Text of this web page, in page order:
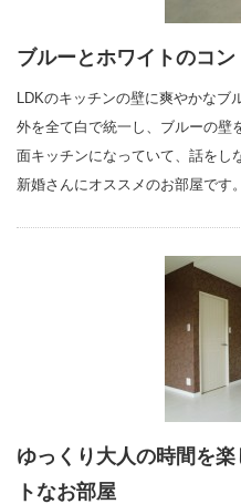
ブルーとホワイトのコ
LDKのキッチンの壁に爽やかなブ
外を全て白で統一し、ブルーの壁
面キッチンになっていて、話をし
新婚さんにオススメのお部屋です
ゆっくり大人の時間を
トなお部屋